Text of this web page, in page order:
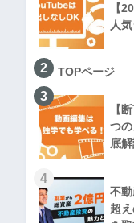
【
人
2 TOPページ
3
【
つ
底
4
不
超